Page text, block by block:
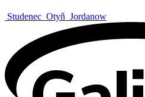
Studenec Otyň Jordanow